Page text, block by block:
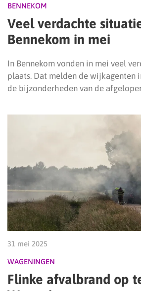
BENNEKOM
Veel verdachte
Bennekom in mei
In Bennekom vonden in mei veel
plaats. Dat melden de wijkagenten
de bijzonderheden van de
31 mei 2025
WAGENINGEN
Flinke afvalbrand op